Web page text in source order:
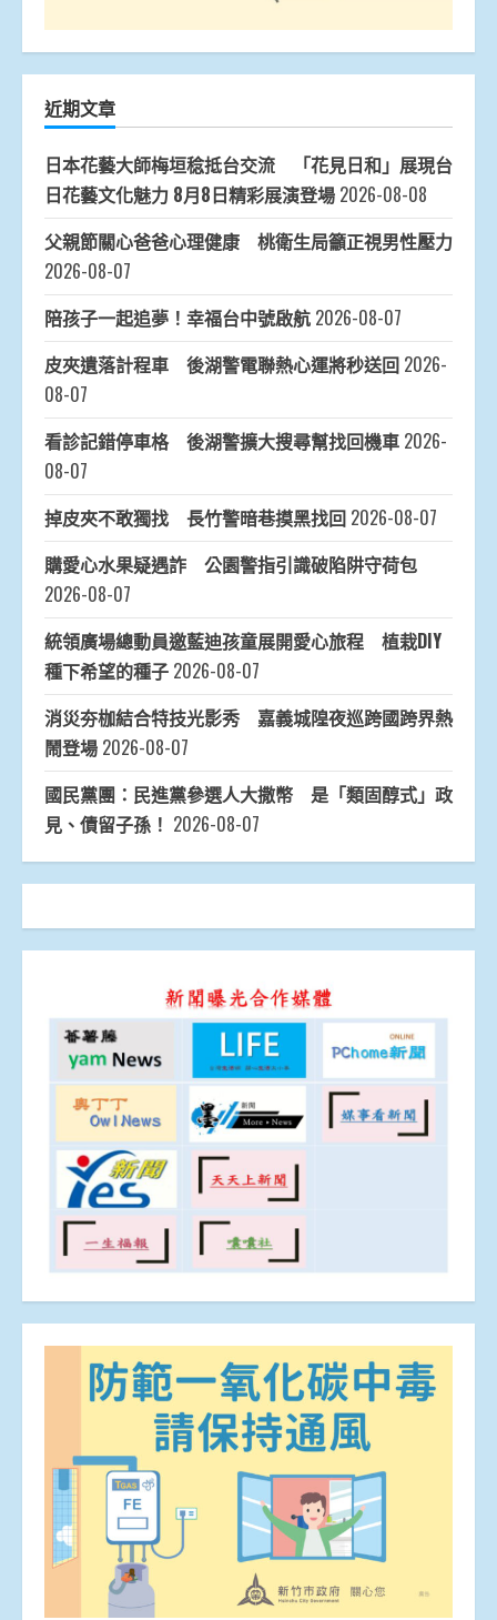
近期文章
日本花藝大師梅垣稔抵台交流 「花見日和」展現台
日花藝文化魅力 8月8日精彩展演登場 2026-08-08
父親節關心爸爸心理健康 桃衛生局籲正視男性壓力
2026-08-07
陪孩子一起追夢！幸福台中號啟航 2026-08-07
皮夾遺落計程車 後湖警電聯熱心運將秒送回 2026-
08-07
看診記錯停車格 後湖警擴大搜尋幫找回機車 2026-
08-07
掉皮夾不敢獨找 長竹警暗巷摸黑找回 2026-08-07
購愛心水果疑遇詐 公園警指引識破陷阱守荷包
2026-08-07
統領廣場總動員邀藍迪孩童展開愛心旅程 植栽DIY
種下希望的種子 2026-08-07
消災夯枷結合特技光影秀 嘉義城隍夜巡跨國跨界熱
鬧登場 2026-08-07
國民黨團：民進黨參選人大撒幣 是「類固醇式」政
見、債留子孫！ 2026-08-07